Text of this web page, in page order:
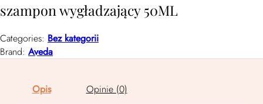
szampon wygładzający 50ML
Categories: Bez kategorii
Brand: Aveda
Opis Opinie (0)